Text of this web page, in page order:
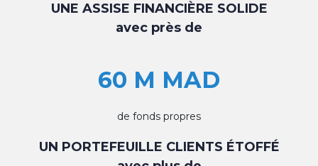
UNE ASSISE FINANCIÈRE SOLIDE
avec près de
60 M MAD
de fonds propres
UN PORTEFEUILLE CLIENTS ÉTOFFÉ